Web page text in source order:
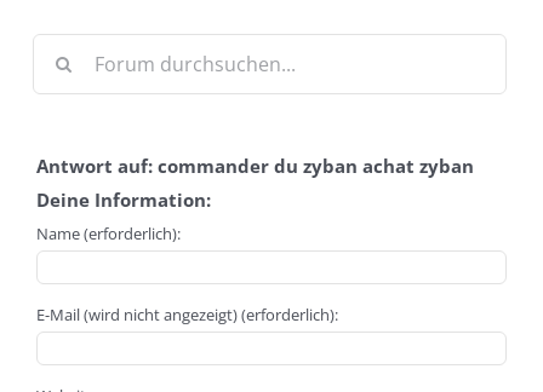
Antwort auf: commander du zyban achat zyban
Deine Information:
Name (erforderlich):
E-Mail (wird nicht angezeigt) (erforderlich):